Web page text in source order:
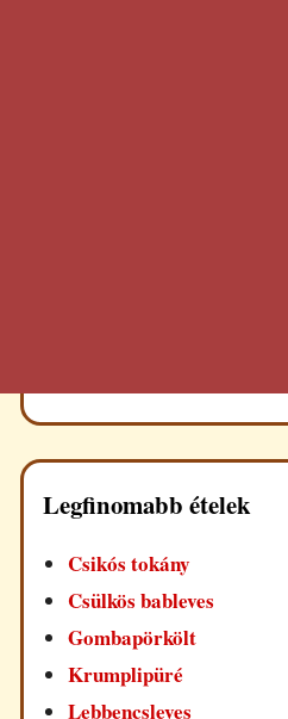
Legfinomabb ételek
Csikós tokány
Csülkös bableves
Gombapörkölt
Krumplipüré
Lebbencsleves